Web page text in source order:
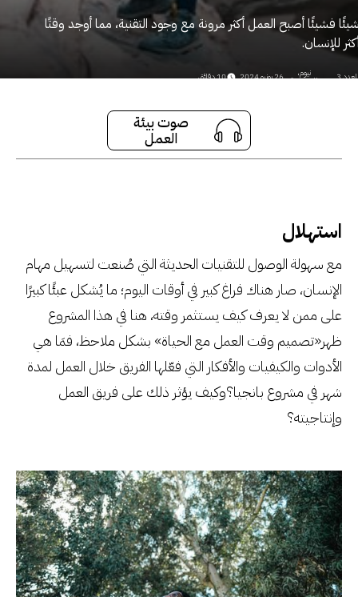
فشيئًا أصبح العمل أكثر مرونة مع وجود التقنية، مما أوجد وقتًا
للإنسان.
3 نيوم،
السعودية 26 يونيو 2024 10 دقائق
صوت بيئة العمل
صوت بيئة
العمل
استهلال
مع سهولة الوصول للتقنيات الحديثة التي صُنعت لتسهيل مهام
الإنسان، صار هناك فراغ كبير في أوقات اليوم؛ ما يُشكل عبئًا كبيرًا
على ممن لا يعرف كيف يستثمر وقته، هنا في هذا المشروع
ظهر«تصميم وقت العمل مع الحياة» بشكل ملاحظ، فمَا هي
الأدوات والكيفيات والأفكار التي فعّلها الفريق خلال العمل لمدة
شهر في مشروع بانجيا؟وكيف يؤثر ذلك على فريق العمل
وإنتاجيته؟